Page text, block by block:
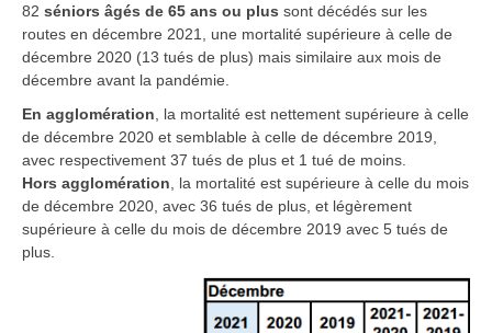
82 séniors âgés de 65 ans ou plus sont décédés sur les
routes en décembre 2021, une mortalité supérieure à celle de
décembre 2020 (13 tués de plus) mais similaire aux mois de
décembre avant la pandémie.
En agglomération
la mortalité est nettement supérieure à celle
de décembre 2020 et semblable à celle de décembre 2019,
avec respectivement 37 tués de plus et 1 tué de moins.
Hors agglomération
la mortalité est supérieure à celle du mois
de décembre 2020, avec 36 tués de plus, et légèrement
supérieure à celle du mois de décembre 2019 avec 5 tués de
plus.